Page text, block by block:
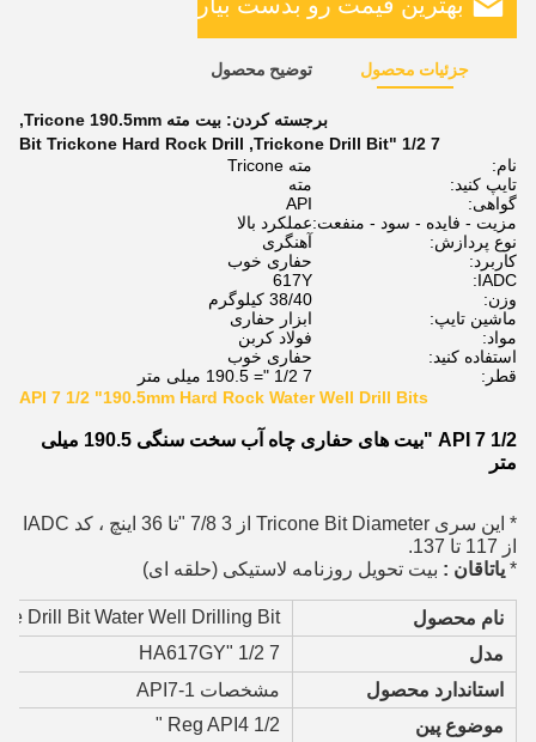
جزئیات محصول توضیح محصول
برجسته کردن: بیت مته Tricone 190.5mm
,
7 1/2 "Trickone Drill Bit
,
Bit Trickone Hard Rock Drill
نام:
مته Tricone
تایپ کنید:
مته
گواهی:
API
مزیت - فایده - سود - منفعت:عملکرد بالا
نوع پردازش:
آهنگری
کاربرد:
حفاری خوب
IADC:
617Y
وزن:
38/40 کیلوگرم
ماشین تایپ:
ابزار حفاری
مواد:
فولاد کربن
استفاده کنید:
حفاری خوب
قطر:
7 1/2 "= 190.5 میلی متر
API 7 1/2 "190.5mm Hard Rock Water Well Drill Bits
API 7 1/2 "بیت های حفاری چاه آب سخت سنگی 190.5 میلی
متر
از 117 تا 137.
* یاتاقان : بیت تحویل روزنامه لاستیکی (حلقه ای)
نام محصول
Drill Bit Water Well Drilling Bit
مدل
7 1/2 "HA617GY
استاندارد محصول
مشخصات API7-1
موضوع پین
Reg API4 1/2 "